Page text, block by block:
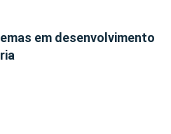
em desenvolvimento